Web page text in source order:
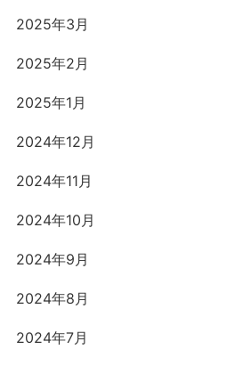
2025年3月
2025年2月
2025年1月
2024年12月
2024年11月
2024年10月
2024年9月
2024年8月
2024年7月